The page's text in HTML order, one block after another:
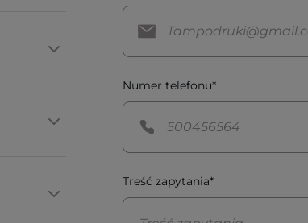
Numer telefonu*
Treść zapytania*